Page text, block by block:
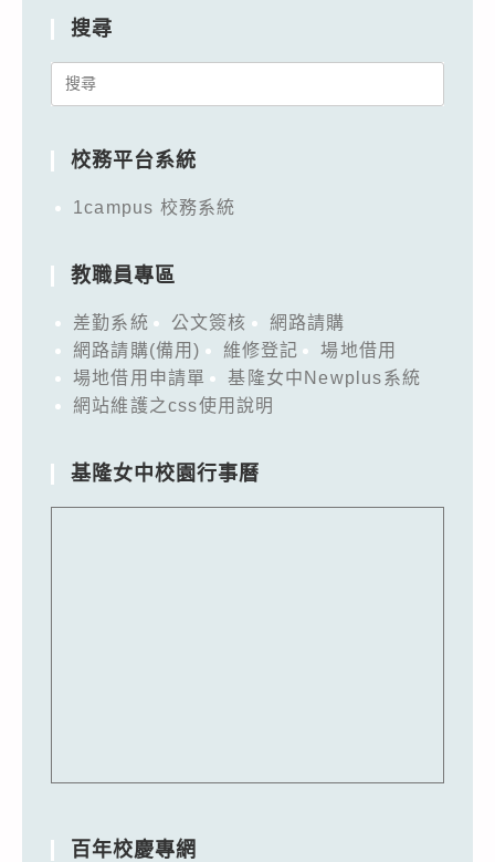
搜尋
Search
校務平台系統
1campus 校務系統
教職員專區
差勤系統 公文簽核
網路請購
網路請購(備用)
維修登記
場地借用
場地借用申請單
基隆女中Newplus系統
網站維護之css使用說明
基隆女中校園行事曆
百年校慶專網